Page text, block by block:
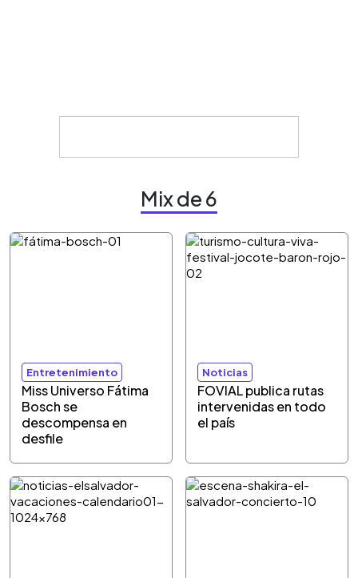
Mix de 6
Entretenimiento
Miss Universo Fátima
Bosch se
descompensa en
desfile
Noticias
FOVIAL publica rutas
intervenidas en todo
el país